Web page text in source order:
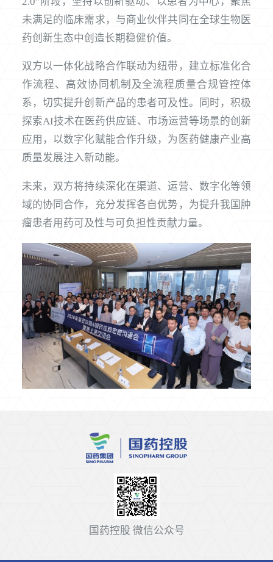
未满足的临床需求，与商业伙伴共同在全球生物医
药创新生态中创造长期稳健价值。
双方以一体化战略合作联动为纽带，建立标准化合
作流程、高效协同机制及全流程质量合规管控体
系，切实提升创新产品的患者可及性。同时，积极
探索AI技术在医药供应链、市场运营等场景的创新
应用，以数字化赋能合作升级，为医药健康产业高
质量发展注入新动能。
未来，双方将持续深化在渠道、运营、数字化等领
域的协同合作，充分发挥各自优势，为提升我国肿
瘤患者用药可及性与可负担性贡献力量。
国药控股 微信公众号